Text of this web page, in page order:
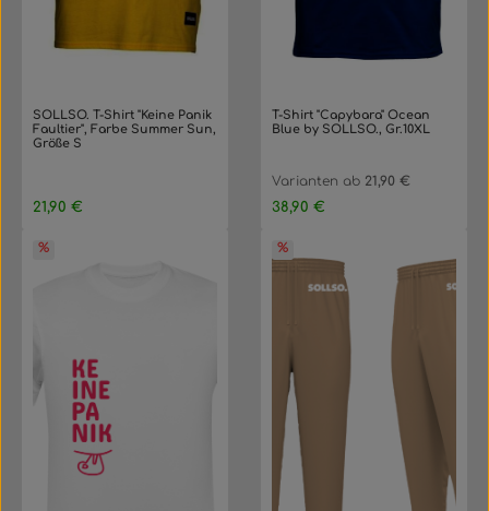
SOLLSO. T-Shirt "Keine Panik
Faultier", Farbe Summer Sun,
Größe S
Regulärer Preis:
21,90 €
T-Shirt "Capybara" Ocean
Blue by SOLLSO., Gr.10XL
Varianten ab 21,90 €
Regulärer Preis:
38,90 €